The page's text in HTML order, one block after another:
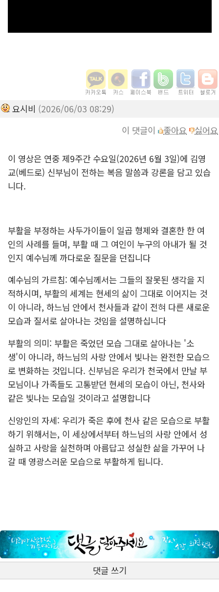
요시비 (2026/06/03 08:29)
이 댓글이
좋아요 싫어요
이 영상은 연중 제9주간 수요일(2026년 6월 3일)에 김영
교(베드로) 신부님이 전하는 복음 말씀과 강론을 담고 있습
니다.
부활을 부정하는 사두가이들이 일곱 형제와 결혼한 한 여
인의 사례를 들며, 부활 때 그 여인이 누구의 아내가 될 것
인지 예수님께 까다로운 질문을 던집니다
예수님의 가르침: 예수님께서는 그들의 잘못된 생각을 지
적하시며, 부활의 세계는 현세의 삶이 그대로 이어지는 것
이 아니라, 하느님 안에서 천사들과 같이 전혀 다른 새로운
모습과 질서로 살아나는 것임을 설명하십니다
부활의 의미: 부활은 죽었던 모습 그대로 살아나는 '소
생'이 아니라, 하느님의 사랑 안에서 빛나는 완전한 모습으
로 변화하는 것입니다. 신부님은 우리가 천국에서 만날 부
모님이나 가족들도 고통받던 현세의 모습이 아닌, 천사와
같은 빛나는 모습일 것이라고 설명합니다
신앙인의 자세: 우리가 죽은 후에 천사 같은 모습으로 부활
하기 위해서는, 이 세상에서부터 하느님의 사랑 안에서 성
실하고 사랑을 실천하며 아름답고 성실한 삶을 가꾸어 나
갈 때 영광스러운 모습으로 부활하게 됩니다.
댓글 쓰기